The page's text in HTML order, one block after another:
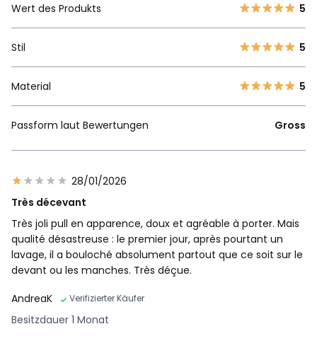
Wert des Produkts
5
Stil 5
Material 5
Passform laut Bewertungen Gross
28/01/2026
Très décevant
Très joli pull en apparence, doux et agréable à porter. Mais
qualité désastreuse : le premier jour, après pourtant un
lavage, il a bouloché absolument partout que ce soit sur le
devant ou les manches. Très déçue.
AndreaK
Verifizierter Käufer
Besitzdauer 1 Monat